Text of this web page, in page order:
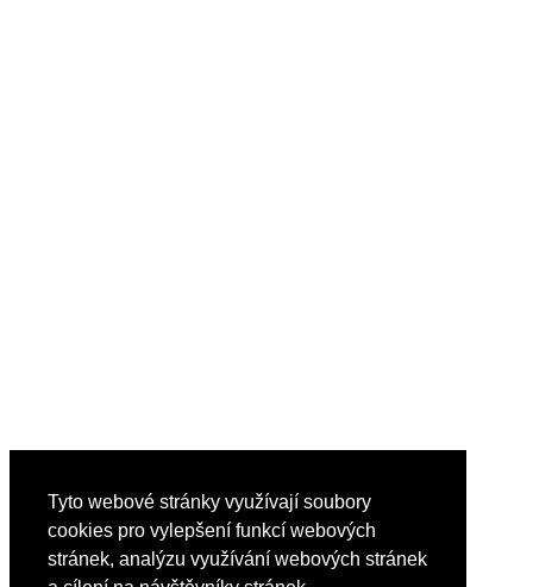
Tyto webové stránky využívají soubory
cookies pro vylepšení funkcí webových
stránek, analýzu využívání webových stránek